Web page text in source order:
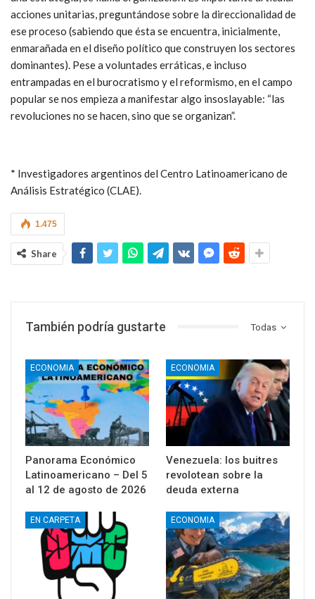
acciones unitarias, preguntándose sobre la direccionalidad de
ese proceso (sabiendo que ésta se encuentra, inicialmente,
enmarañada en el diseño político que construyen los sectores
dominantes). Pese a voluntades erráticas, e incluso
entrampadas en el burocratismo y el reformismo, en el campo
popular se nos empieza a manifestar algo insoslayable: “las
revoluciones no se hacen, sino que se organizan”.
* Investigadores argentinos del Centro Latinoamericano de
Análisis Estratégico (CLAE).
1.475
Share
Todas
También podría gustarte
ECONOMIA
Panorama Económico
Latinoamericano – Del 5
al 12 de agosto de 2026
ECONOMIA
Venezuela: los buitres
revolotean sobre la
deuda externa
EN CARPETA ECONOMIA